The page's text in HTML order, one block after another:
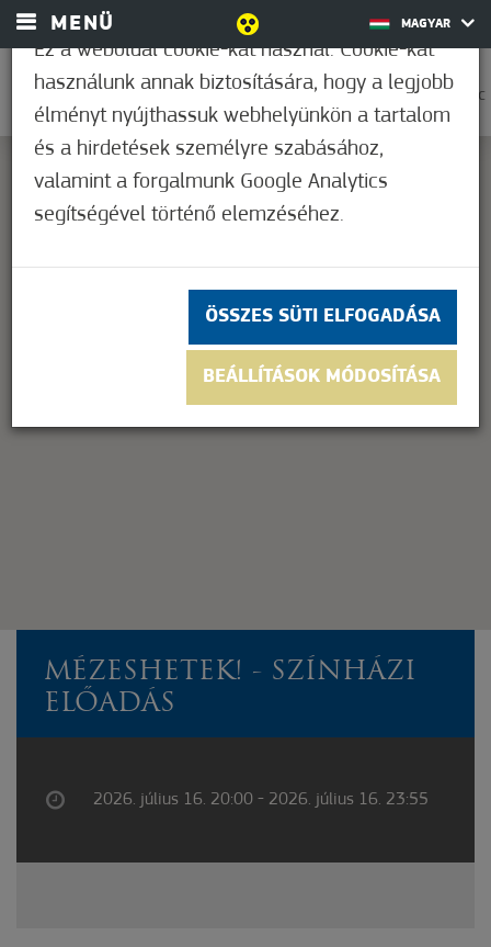
MENÜ MAGYAR
0
30,6°C
This page can't load Google Maps correctly.
Do you own this website? OK
MÉZESHETEK! - SZÍNHÁZI
ELŐADÁS
2026. július 16. 20:00 - 2026. július 16. 23:55
Ez a weboldal cookie-kat használ. Cookie-kat
használunk annak biztosítására, hogy a legjobb
élményt nyújthassuk webhelyünkön a tartalom
és a hirdetések személyre szabásához,
valamint a forgalmunk Google Analytics
segítségével történő elemzéséhez.
ÖSSZES SÜTI ELFOGADÁSA
BEÁLLÍTÁSOK MÓDOSÍTÁSA